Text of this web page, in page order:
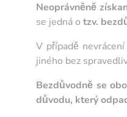
Neoprávněně
se jedná otzv.
V případě
jiného bez
Bezdůvodně se
důvodu, který